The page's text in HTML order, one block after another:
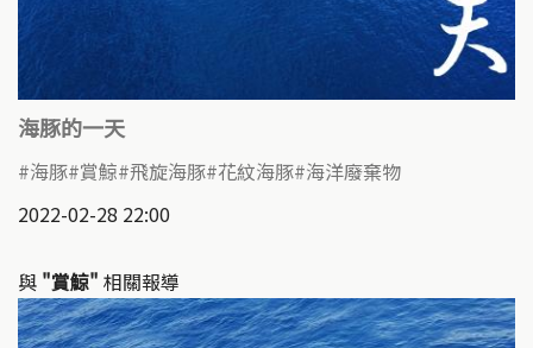
海豚的一天
海豚 賞鯨 飛旋海豚 花紋海豚 海洋廢棄物
2022-02-28 22:00
與 "賞鯨" 相關報導